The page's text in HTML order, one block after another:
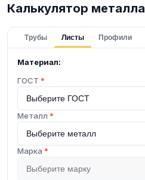
Калькулятор металла
Трубы Листы Профили
Материал:
ГОСТ *
Металл *
Марка *